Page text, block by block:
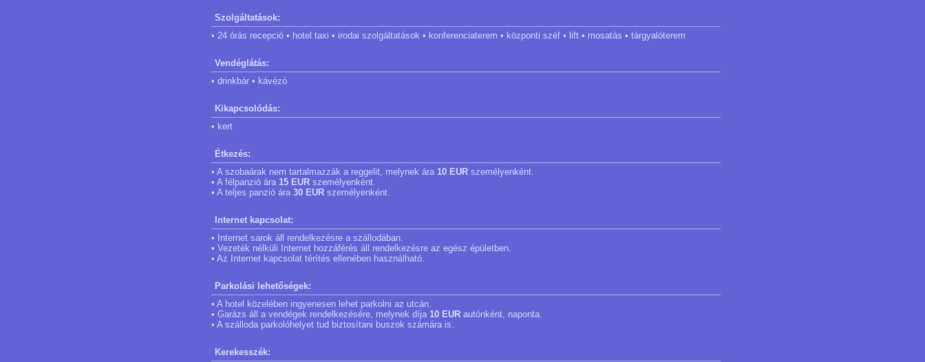
Szolgáltatások:
• 24 órás recepció • hotel taxi • irodai szolgáltatások • konferenciaterem • központi széf • lift • mosatás • tárgyalóterem
Vendéglátás:
• drinkbár • kávézó
Kikapcsolódás:
• kert
Étkezés:
• A szobaárak nem tartalmazzák a reggelit, melynek ára 10 EUR személyenként.
• A félpanzió ára 15 EUR személyenként.
• A teljes panzió ára 30 EUR személyenként.
Internet kapcsolat:
• Internet sarok áll rendelkezésre a szállodában.
• Vezeték nélküli Internet hozzáférés áll rendelkezésre az egész épületben.
• Az Internet kapcsolat térítés ellenében használható.
Parkolási lehetőségek:
• A hotel közelében ingyenesen lehet parkolni az utcán.
• Garázs áll a vendégek rendelkezésére, melynek díja 10 EUR autónként, naponta.
• A szálloda parkolóhelyet tud biztosítani buszok számára is.
Kerekesszék: